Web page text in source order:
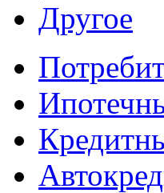
Другое